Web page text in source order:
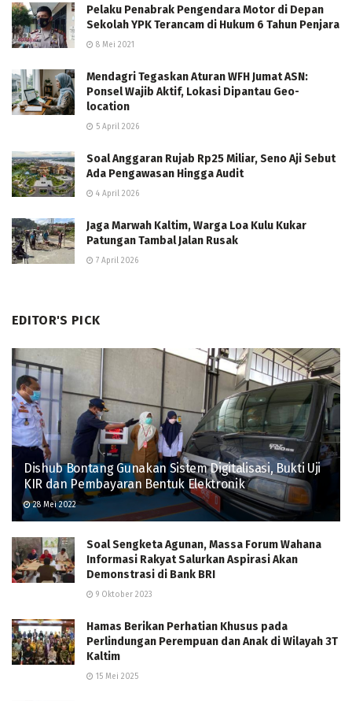
Pelaku Penabrak Pengendara Motor di Depan
Sekolah YPK Terancam di Hukum 6 Tahun Penjara
8 Mei 2021
Mendagri Tegaskan Aturan WFH Jumat ASN:
Ponsel Wajib Aktif, Lokasi Dipantau Geo-
location
5 April 2026
Soal Anggaran Rujab Rp25 Miliar, Seno Aji Sebut
Ada Pengawasan Hingga Audit
4 April 2026
Jaga Marwah Kaltim, Warga Loa Kulu Kukar
Patungan Tambal Jalan Rusak
7 April 2026
EDITOR'S PICK
Dishub Bontang Gunakan Sistem Digitalisasi, Bukti Uji
KIR dan Pembayaran Bentuk Elektronik
28 Mei 2022
Soal Sengketa Agunan, Massa Forum Wahana
Informasi Rakyat Salurkan Aspirasi Akan
Demonstrasi di Bank BRI
9 Oktober 2023
Hamas Berikan Perhatian Khusus pada
Perlindungan Perempuan dan Anak di Wilayah 3T
Kaltim
15 Mei 2025